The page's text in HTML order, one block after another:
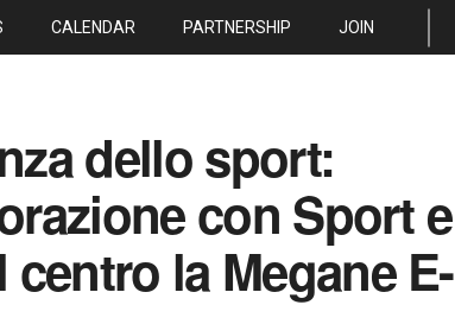
CALENDAR PARTNERSHIP JOIN
dello sport:
con Sport e
la Megane E-